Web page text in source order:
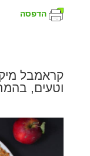
הדפסה
קראמבל
וטעים,